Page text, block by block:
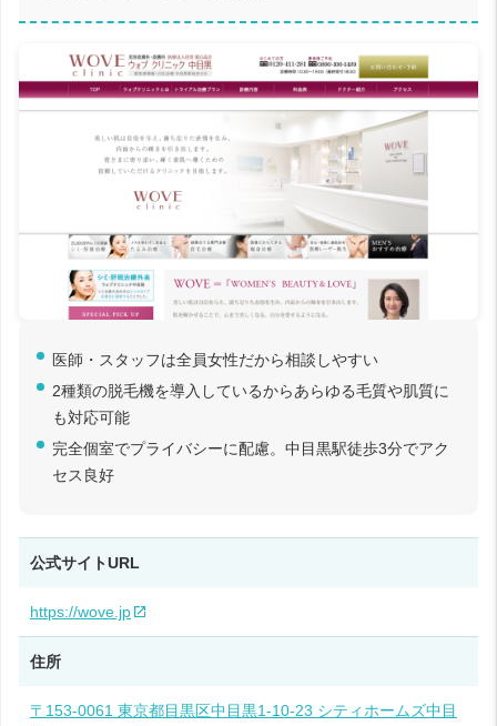
医師・スタッフは全員女性だから相談しやすい
2種類の脱毛機を導入しているからあらゆる毛質や肌質に
も対応可能
完全個室でプライバシーに配慮。中目黒駅徒歩3分でアク
セス良好
公式サイトURL
https://wove.jp
住所
〒153-0061 東京都目黒区中目黒1-10-23 シティホームズ中目